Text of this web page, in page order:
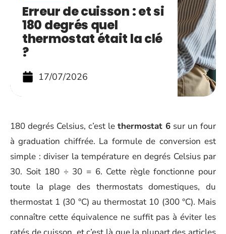
Erreur de cuisson : et si
180 degrés quel
thermostat était la clé
?
17/07/2026
180 degrés Celsius, c’est le thermostat 6 sur un four
à graduation chiffrée. La formule de conversion est
simple : diviser la température en degrés Celsius par
30. Soit 180 ÷ 30 = 6. Cette règle fonctionne pour
toute la plage des thermostats domestiques, du
thermostat 1 (30 °C) au thermostat 10 (300 °C). Mais
connaître cette équivalence ne suffit pas à éviter les